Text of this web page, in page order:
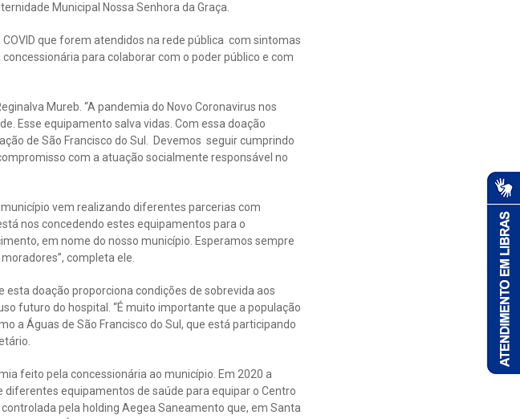
Municipal Nossa Senhora da Graça.
que forem atendidos na rede pública com sintomas
para colaborar com o poder público e com
Mureb. “A pandemia do Novo Coronavirus nos
Esse equipamento salva vidas. Com essa doação
de São Francisco do Sul. Devemos seguir cumprindo
com a atuação socialmente responsável no
vem realizando diferentes parcerias com
nos concedendo estes equipamentos para o
em nome do nosso município. Esperamos sempre
completa ele.
doação proporciona condições de sobrevida aos
futuro do hospital. “É muito importante que a população
a Águas de São Francisco do Sul, que está participando
feito pela concessionária ao município. Em 2020 a
equipamentos de saúde para equipar o Centro
pela holding Aegea Saneamento que, em Santa